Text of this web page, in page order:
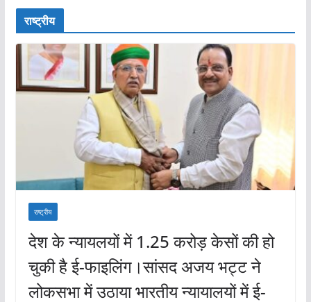
राष्ट्रीय
राष्ट्रीय
देश के न्यायलयों में 1.25 करोड़ केसों की हो
चुकी है ई-फाइलिंग।सांसद अजय भट्ट ने
लोकसभा में उठाया भारतीय न्यायालयों में ई-